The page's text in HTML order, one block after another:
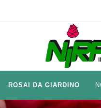
ROSAI DA GIARDINO